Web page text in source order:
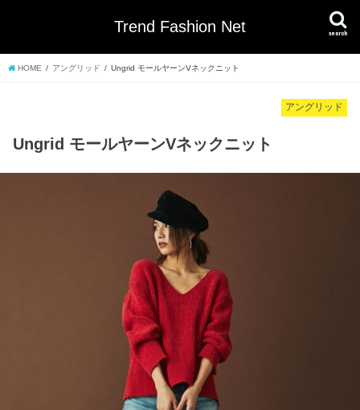
Trend Fashion Net search
HOME アングリッド Ungrid モールヤーンVネックニット
アングリッド
Ungrid モールヤーンVネックニット